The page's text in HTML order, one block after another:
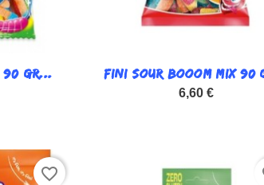
90 GR... Vista rápida
FINI SOUR BOOOM MIX 90
6,60 €
favorite_border